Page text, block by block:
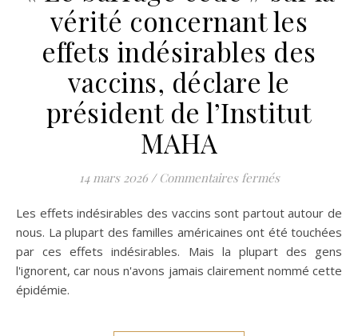
vérité concernant les
effets indésirables des
vaccins, déclare le
président de l’Institut
MAHA
14 mars 2026 / Commentaires ferméssur « Le
Les effets indésirables des vaccins sont partout autour de
nous. La plupart des familles américaines ont été touchées
par ces effets indésirables. Mais la plupart des gens
l'ignorent, car nous n'avons jamais clairement nommé cette
épidémie.